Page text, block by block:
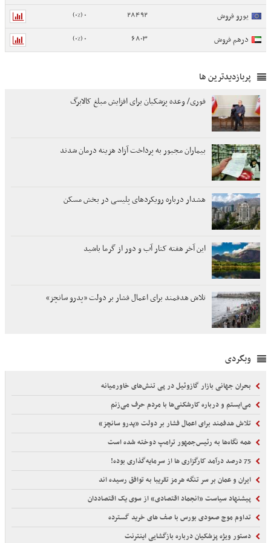
یورو فروش 28492
0 (0%)
درهم فروش 6803
0 (0%)
پربازدیدترین ها
فوری/ وعده پزشکیان برای افزایش مبلغ کالابرگ
بیماران مجبور به پرداخت آزاد هزینه درمان شدند
هشدار درباره رویکردهای پلیسی در بخش مسکن
این آخر هفته کنار آب و دور از گرما باشید
تلاش هدفمند برای اعمال فشار بر دولت «پدرو سانچز»
وبگردی
بحران جهانی بازار گازوئیل در پی تنش‌های خاورمیانه
می‌ایستم و درباره کارشکنی‌ها با مردم حرف می‌زنم
تلاش هدفمند برای اعمال فشار بر دولت «پدرو سانچز»
همه نگاه‌ها به رئیس‌جمهور ترامپ دوخته شده است
ایران و عمان بر سر تنگه هرمز تقریبا به توافق رسیده اند
پیشنهاد سیاست «انجماد اقتصادی» از سوی یک اقتصاددان
تداوم موج صعودی بورس با صف های خرید گسترده
دستور ویژه پزشکیان درباره بازگشایی اینترنت